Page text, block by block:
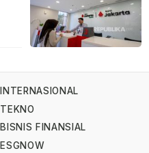
INTERNASIONAL
TEKNO
BISNIS FINANSIAL
ESGNOW